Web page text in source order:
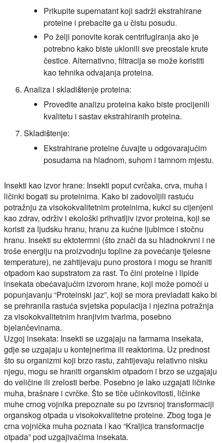
Prikupite supernatant koji sadrži ekstrahirane
proteine i prebacite ga u čistu posudu.
Po želji ponovite korak centrifugiranja ako je
potrebno kako biste uklonili sve preostale krute
čestice. Alternativno, filtracija se može koristiti
kao tehnika odvajanja proteina.
Analiza i skladištenje proteina:
Provedite analizu proteina kako biste procijenili
kvalitetu i sastav ekstrahiranih proteina.
Skladištenje:
Ekstrahirane proteine čuvajte u odgovarajućim
posudama na hladnom, suhom i tamnom mjestu.
Insekti kao izvor hrane: Insekti poput cvrčaka, crva, muha i
ličinki bogati su proteinima. Kako bi zadovoljili rastuću
potražnju za visokokvalitetnim proteinima, kukci su cijenjeni
kao zdrav, održiv i ekološki prihvatljiv izvor proteina, koji se
koristi za ljudsku hranu, hranu za kućne ljubimce i stočnu
hranu. Insekti su ektotermni (što znači da su hladnokrvni i ne
troše energiju na proizvodnju topline za povećanje tjelesne
temperature), ne zahtijevaju puno prostora i mogu se hraniti
otpadom kao supstratom za rast. To čini proteine i lipide
insekata obećavajućim izvorom hrane, koji može pomoći u
popunjavanju “Proteinski jaz”, koji se mora prevladati kako bi
se prehranila rastuća svjetska populacija i njezina potražnja
za visokokvalitetnim hranjivim tvarima, posebno
bjelančevinama.
Uzgoj insekata: Insekti se uzgajaju na farmama insekata,
gdje se uzgajaju u kontejnerima ili reaktorima. Uz prednost
što su organizmi koji brzo rastu, zahtijevaju relativno nisku
njegu, mogu se hraniti organskim otpadom i brzo se uzgajaju
do veličine ili zrelosti berbe. Posebno je lako uzgajati ličinke
muha, brašnare i cvrčke. Što se tiče učinkovitosti, ličinke
muhe crnog vojnika prepoznate su po izvrsnoj transformaciji
organskog otpada u visokokvalitetne proteine. Zbog toga je
crna vojnička muha poznata i kao “Kraljica transformacije
otpada” pod uzgajivačima insekata.